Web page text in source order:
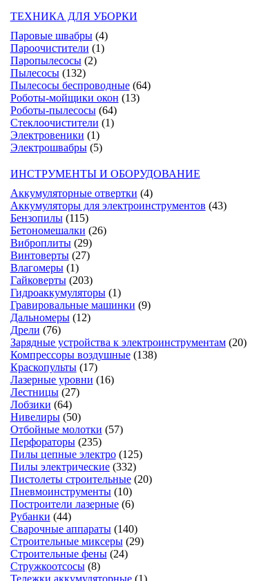
ТЕХНИКА ДЛЯ УБОРКИ
Паровые швабры (4)
Пароочистители (1)
Паропылесосы (2)
Пылесосы (132)
Пылесосы беспроводные (64)
Роботы-мойщики окон (13)
Роботы-пылесосы (64)
Стеклоочистители (1)
Электровеники (1)
Электрошвабры (5)
ИНСТРУМЕНТЫ И ОБОРУДОВАНИЕ
Аккумуляторные отвертки (4)
Аккумуляторы для электроинструментов (43)
Бензопилы (115)
Бетономешалки (26)
Виброплиты (29)
Винтоверты (27)
Влагомеры (1)
Гайковерты (203)
Гидроаккумуляторы (1)
Гравировальные машинки (9)
Дальномеры (12)
Дрели (76)
Зарядные устройства к электроинструментам (20)
Компрессоры воздушные (138)
Краскопульты (17)
Лазерные уровни (16)
Лестницы (27)
Лобзики (64)
Нивелиры (50)
Отбойные молотки (57)
Перфораторы (235)
Пилы цепные электро (125)
Пилы электрические (332)
Пистолеты строительные (20)
Пневмоинструменты (10)
Построители лазерные (6)
Рубанки (44)
Сварочные аппараты (140)
Строительные миксеры (29)
Строительные фены (24)
Стружкоотсосы (8)
Тележки аккумуляторные (1)